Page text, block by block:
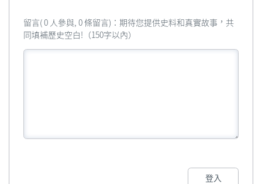
留言( 0 人參與, 0 條留言)：期待您提供史料和真實故事，共
同填補歷史空白!（150字以內）
登入